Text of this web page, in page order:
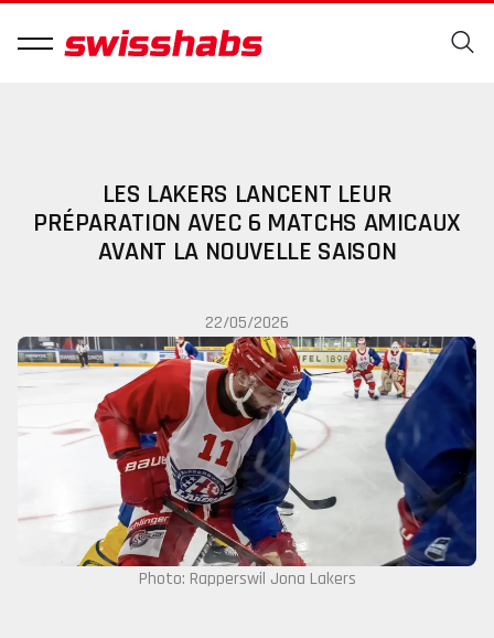
LES LAKERS LANCENT LEUR
PRÉPARATION AVEC 6 MATCHS AMICAUX
AVANT LA NOUVELLE SAISON
22/05/2026
Photo: Rapperswil Jona Lakers